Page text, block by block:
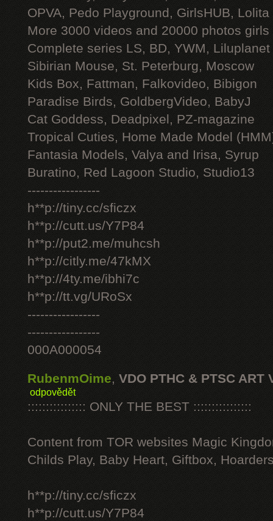
OPVA, Pedo Playground, GirlsHUB, Lolita
More 3000 videos and 20000 photos
Complete series LS, BD, YWM, Liluplanet
Sibirian Mouse, St. Peterburg, Moscow
Kids Box, Fattman, Falkovideo, Bibigon
Paradise Birds, GoldbergVideo, BabyJ
Cat Goddess, Deadpixel, PZ-magazine
Tropical Cuties, Home Made Model
Fantasia Models, Valya and Irisa, Syrup
Buratino, Red Lagoon Studio, Studio13
-----------------
h**p://tiny.cc/sficzx
h**p://cutt.us/Y7P84
h**p://put2.me/muhcsh
h**p://citly.me/47kMX
h**p://4ty.me/ibhi7c
h**p://tt.vg/URoSx
-----------------
-----------------
000A000054
RubenmOime, VDO PTHC & PTSC ART
odpovědět
:::::::::::::::: ONLY THE BEST ::::::::::::::::
Content from TOR websites Magic
Childs Play, Baby Heart, Giftbox,
h**p://tiny.cc/sficzx
h**p://cutt.us/Y7P84